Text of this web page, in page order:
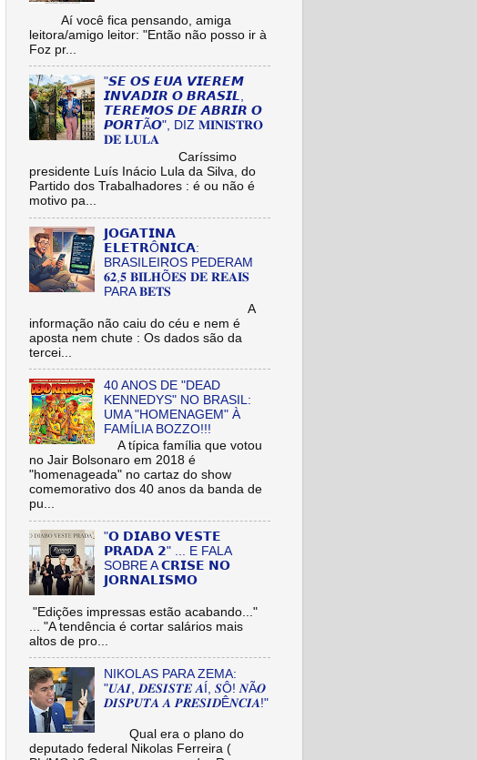
Aí você fica pensando, amiga
leitora/amigo leitor: "Então não posso ir à
Foz pr...
"𝙎𝙀 𝙊𝙎 𝙀𝙐𝘼 𝙑𝙄𝙀𝙍𝙀𝙈
𝙄𝙉𝙑𝘼𝘿𝙄𝙍 𝙊 𝘽𝙍𝘼𝙎𝙄𝙇,
𝙏𝙀𝙍𝙀𝙈𝙊𝙎 𝘿𝙀 𝘼𝘽𝙍𝙄𝙍 𝙊
𝙋𝙊𝙍𝙏Ã𝙊", DIZ 𝐌𝐈𝐍𝐈𝐒𝐓𝐑𝐎
𝐃𝐄 𝐋𝐔𝐋𝐀
Caríssimo
presidente Luís Inácio Lula da Silva, do
Partido dos Trabalhadores : é ou não é
motivo pa...
𝗝𝗢𝗚𝗔𝗧𝗜𝗡𝗔
𝗘𝗟𝗘𝗧𝗥Ô𝗡𝗜𝗖𝗔:
BRASILEIROS PEDERAM
𝟔𝟐,𝟓 𝐁𝐈𝐋𝐇Õ𝐄𝐒 𝐃𝐄 𝐑𝐄𝐀𝐈𝐒
PARA 𝐁𝐄𝐓𝐒
A
informação não caiu do céu e nem é
aposta nem chute : Os dados são da
tercei...
40 ANOS DE "DEAD
KENNEDYS" NO BRASIL:
UMA "HOMENAGEM" À
FAMÍLIA BOZZO!!!
A típica família que votou
no Jair Bolsonaro em 2018 é
"homenageada" no cartaz do show
comemorativo dos 40 anos da banda de
pu...
"𝗢 𝗗𝗜𝗔𝗕𝗢 𝗩𝗘𝗦𝗧𝗘
𝗣𝗥𝗔𝗗𝗔 𝟮" ... E FALA
SOBRE A 𝗖𝗥𝗜𝗦𝗘 𝗡𝗢
𝗝𝗢𝗥𝗡𝗔𝗟𝗜𝗦𝗠𝗢
"Edições impressas estão acabando..."
... "A tendência é cortar salários mais
altos de pro...
NIKOLAS PARA ZEMA:
"𝑼𝑨𝑰, 𝑫𝑬𝑺𝑰𝑺𝑻𝑬 𝑨Í, 𝑺Ô! 𝑵Ã𝑶
𝑫𝑰𝑺𝑷𝑼𝑻𝑨 𝑨 𝑷𝑹𝑬𝑺𝑰𝑫Ê𝑵𝑪𝑰𝑨!"
Qual era o plano do
deputado federal Nikolas Ferreira (